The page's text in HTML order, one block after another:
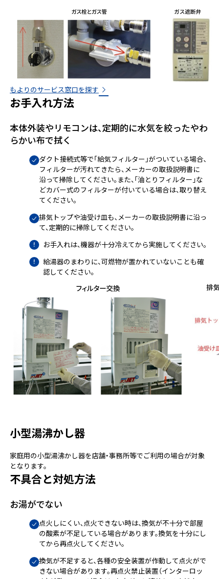
もよりのサービス窓口を探す
お手入れ方法
本体外装やリモコンは、定期的に水気を絞ったやわ
らかい布で拭く
ダクト接続式等で「給気フィルター」がついている場合、
フィルターが汚れてきたら、メーカーの取扱説明書に
沿って掃除してください。また、「油とりフィルター」な
どカバー式のフィルターが付いている場合は、取り替え
てください。
排気トップや油受け皿も、メーカーの取扱説明書に沿っ
て、定期的に掃除してください。
お手入れは、機器が十分冷えてから実施してください。
給湯器のまわりに、可燃物が置かれていないことも確
認してください。
小型湯沸かし器
家庭用の小型湯沸かし器を店舗・事務所等でご利用の場合が対象
となります。
不具合と対処方法
お湯がでない
点火しにくい、点火できない時は、換気が不十分で部屋
の酸素が不足している場合があります。換気を十分にし
てから再点火してください。
換気が不足すると、各種の安全装置が作動して点火がで
きない場合があります。再点火禁止装置（インターロッ